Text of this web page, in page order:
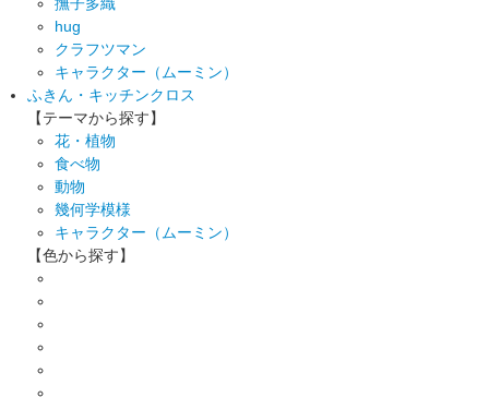
hug
クラフツマン
キャラクター（ムーミン）
ふきん・キッチンクロス
【テーマから探す】
花・植物
食べ物
動物
幾何学模様
キャラクター（ムーミン）
【色から探す】